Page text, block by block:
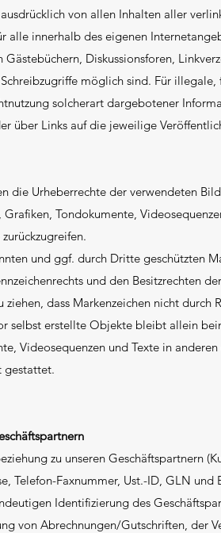
von allen Inhalten aller
innerhalb des eigenen
Diskussionsforen,
möglich sind. Für
solcherart dargebotener
über Links auf die jeweilige
die Urheberrechte der verwendeten
Tondokumente,
und ggf. durch Dritte geschützten
und den Besitzrechten
dass Markenzeichen nicht durch
selbst erstellte Objekte bleibt allein
Videosequenzen und Texte in
gestattet.
zu unseren Geschäftspartnern
Telefon-Faxnummer, Ust.-ID, GLN und
Identifizierung des
von Abrechnungen/Gutschriften, der